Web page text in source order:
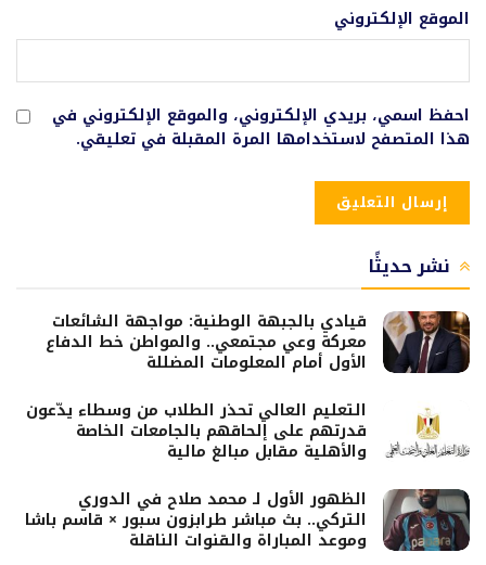
الموقع الإلكتروني
احفظ اسمي، بريدي الإلكتروني، والموقع الإلكتروني في
هذا المتصفح لاستخدامها المرة المقبلة في تعليقي.
نشر حديثًا
قيادي بالجبهة الوطنية: مواجهة الشائعات
معركة وعي مجتمعي.. والمواطن خط الدفاع
الأول أمام المعلومات المضللة
التعليم العالي تحذر الطلاب من وسطاء يدّعون
قدرتهم على إلحاقهم بالجامعات الخاصة
والأهلية مقابل مبالغ مالية
الظهور الأول لـ محمد صلاح في الدوري
التركي.. بث مباشر طرابزون سبور × قاسم باشا
وموعد المباراة والقنوات الناقلة